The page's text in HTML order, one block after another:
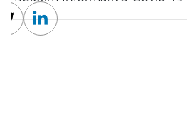
TwitterLinkedin